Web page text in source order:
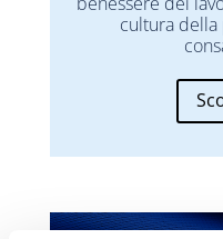
cultura